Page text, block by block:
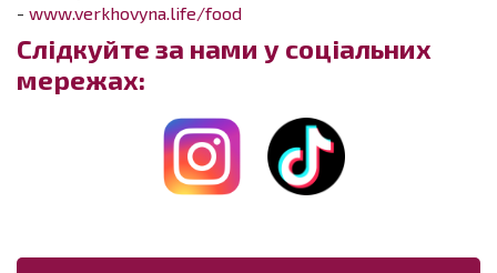
- www.verkhovyna.life/food
Слідкуйте за нами у соціальних
мережах: